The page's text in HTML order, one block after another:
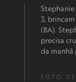
Stephanie
3,
(BA).
precisa
da manhã
FOTO DE